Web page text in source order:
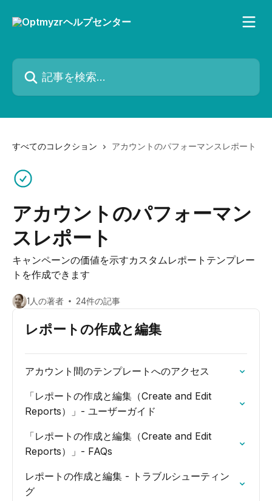
記事を検索...
すべてのコレクション アカウントのパフォーマンスレポート
アカウントのパフォーマン
スレポート
キャンペーンの価値を示すカスタムレポートテンプレー
トを作成できます
1人の著者 24件の記事
レポートの作成と編集
アカウント間のテンプレートへのアクセス
「レポートの作成と編集（Create and Edit
Reports）」- ユーザーガイド
「レポートの作成と編集（Create and Edit
Reports）」- FAQs
レポートの作成と編集 - トラブルシューティン
グ